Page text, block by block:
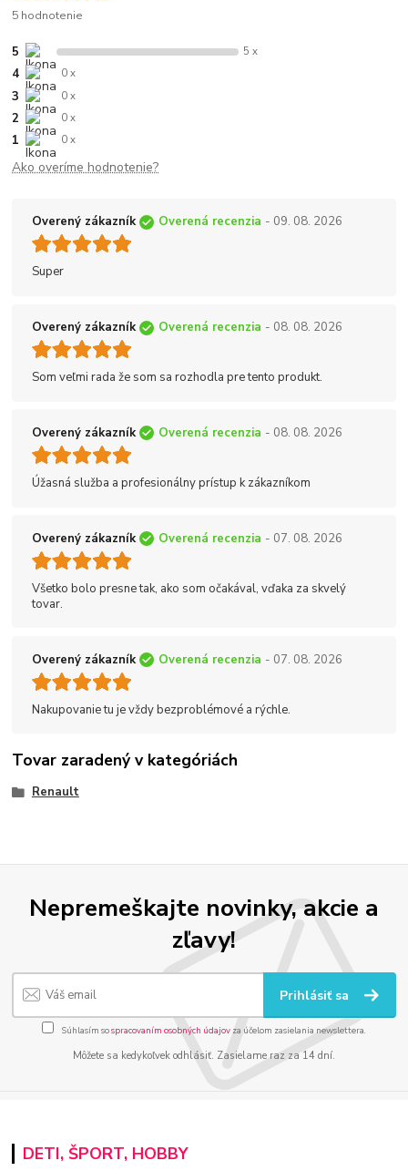
5 hodnotenie
5 5 x
4 0 x
3 0 x
2 0 x
1 0 x
Ako overíme hodnotenie?
Overený zákazník Overená recenzia - 09. 08. 2026
Super
Overený zákazník Overená recenzia - 08. 08. 2026
Som veľmi rada že som sa rozhodla pre tento produkt.
Overený zákazník Overená recenzia - 08. 08. 2026
Úžasná služba a profesionálny prístup k zákazníkom
Overený zákazník Overená recenzia - 07. 08. 2026
Všetko bolo presne tak, ako som očakával, vďaka za skvelý
tovar.
Overený zákazník Overená recenzia - 07. 08. 2026
Nakupovanie tu je vždy bezproblémové a rýchle.
Tovar zaradený v kategóriách
Renault
Nepremeškajte novinky, akcie a
zľavy!
Prihlásiť sa
Súhlasím sospracovaním osobných údajov za účelom zasielania newslettera.
Môžete sa kedykoľvek odhlásiť. Zasielame raz za 14 dní.
DETI, ŠPORT, HOBBY